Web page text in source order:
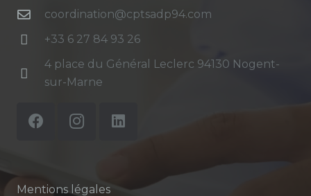
coordination@cptsadp94.com
+33 6 27 84 93 26
4 place du Général Leclerc 94130 Nogent-
sur-Marne
Mentions légales